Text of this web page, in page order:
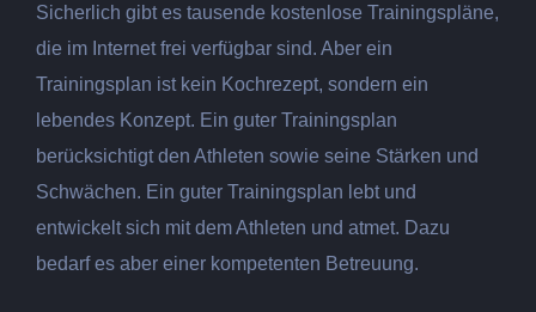
Sicherlich gibt es tausende kostenlose Trainingspläne,
die im Internet frei verfügbar sind. Aber ein
Trainingsplan ist kein Kochrezept, sondern ein
lebendes Konzept. Ein guter Trainingsplan
berücksichtigt den Athleten sowie seine Stärken und
Schwächen. Ein guter Trainingsplan lebt und
entwickelt sich mit dem Athleten und atmet. Dazu
bedarf es aber einer kompetenten Betreuung.